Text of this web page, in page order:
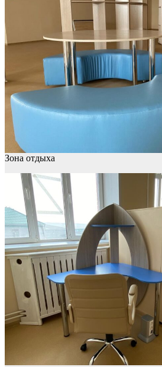
Зона отдыха